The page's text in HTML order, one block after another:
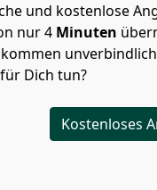
und kostenlose
nur4 Minuten
Dich tun?
Kostenloses